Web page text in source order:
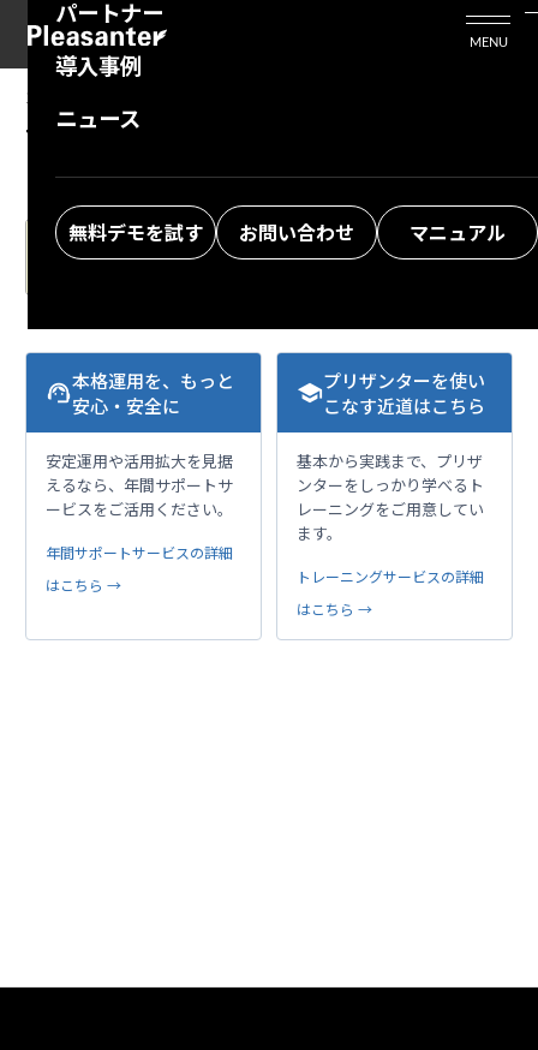
活用シーン
Enterprise Edition
パートナー
プリザンタービジネスを検討中の方
導入事例
ニュース
無料デモを試す お問い合わせ マニュアル
MENU
10.07.2024
Table Function: Record Aggregation
The Japanese version of the manual is the latest.
support_agent本格運用を、もっと
安心・安全に
安定運用や活用拡大を見据
えるなら、年間サポートサ
ービスをご活用ください。
年間サポートサービスの詳細
はこちら →
schoolプリザンターを使い
こなす近道はこちら
基本から実践まで、プリザ
ンターをしっかり学べるト
レーニングをご用意してい
ます。
トレーニングサービスの詳細
はこちら →